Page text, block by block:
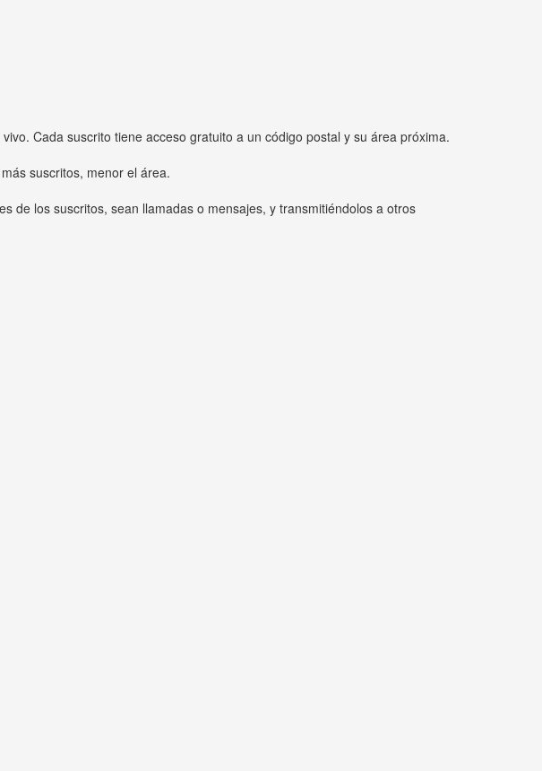
Cada suscrito tiene acceso gratuito a un código postal y su área próxima.
suscritos, menor el área.
de los suscritos, sean llamadas o mensajes, y transmitiéndolos a otros